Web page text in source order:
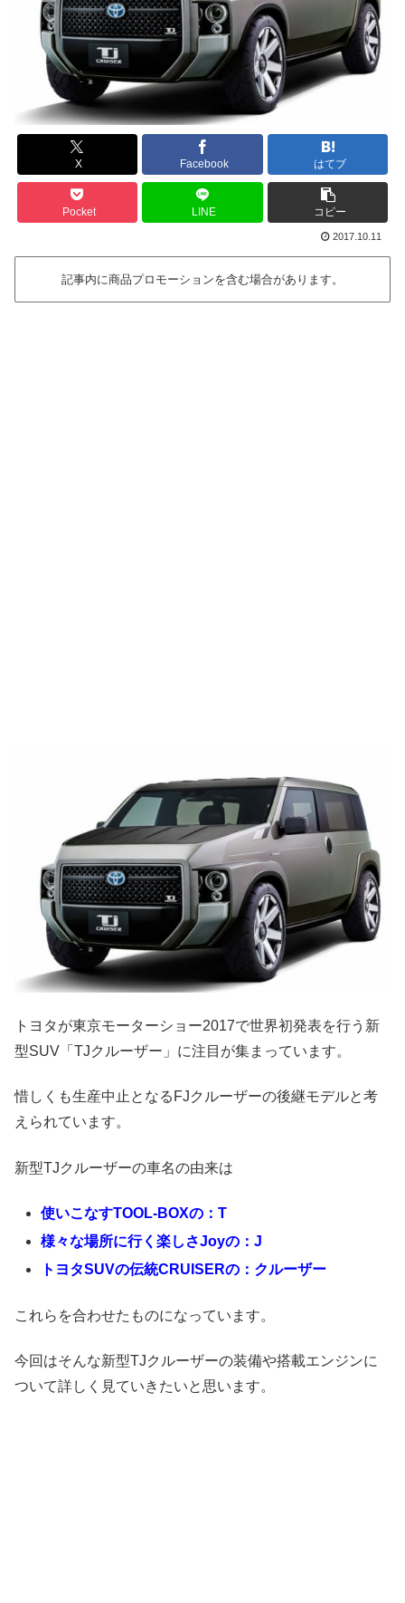
X Facebook はてブ
Pocket LINE コピー
2017.10.11
記事内に商品プロモーションを含む場合があります。
トヨタが東京モーターショー2017で世界初発表を行う新
型SUV「TJクルーザー」に注目が集まっています。
惜しくも生産中止となるFJクルーザーの後継モデルと考
えられています。
新型TJクルーザーの車名の由来は
使いこなすTOOL-BOXの：T
様々な場所に行く楽しさJoyの：J
トヨタSUVの伝統CRUISERの：クルーザー
これらを合わせたものになっています。
今回はそんな新型TJクルーザーの装備や搭載エンジンに
ついて詳しく見ていきたいと思います。